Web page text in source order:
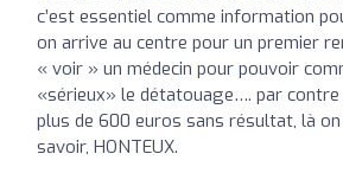
c’est essentiel comme information
on arrive au centre pour un premier
« voir » un médecin pour pouvoir
«sérieux» le détatouage…. par contre
plus de 600 euros sans résultat, là
savoir, HONTEUX.